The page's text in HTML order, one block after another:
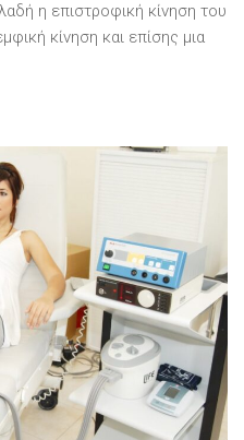
η επιστροφική κίνηση του
κίνηση και επίσης μια